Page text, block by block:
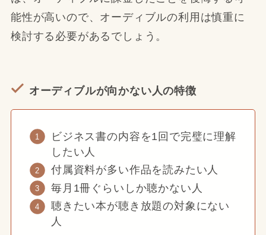
能性が高いので、オーディブルの利用は慎重に
検討する必要があるでしょう。
オーディブルが向かない人の特徴
ビジネス書の内容を1回で完璧に理解
したい人
付属資料が多い作品を読みたい人
毎月1冊ぐらいしか聴かない人
聴きたい本が聴き放題の対象にない
人